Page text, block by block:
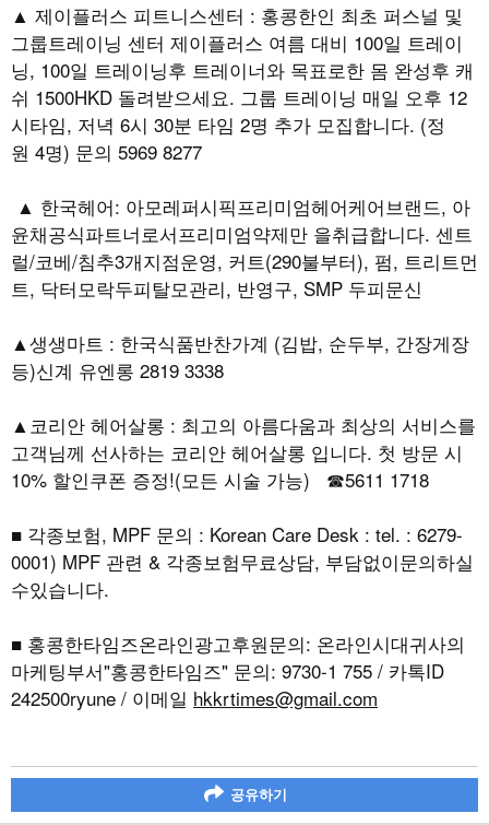
▲ 제이플러스 피트니스센터 : 홍콩한인 최초 퍼스널 및
그룹트레이닝 센터 제이플러스 여름 대비 100일 트레이
닝, 100일 트레이닝후 트레이너와 목표로한 몸 완성후 캐
쉬 1500HKD 돌려받으세요. 그룹 트레이닝 매일 오후 12
시타임, 저녁 6시 30분 타임 2명 추가 모집합니다. (정
원 4명) 문의 5969 8277
▲ 한국헤어: 아모레퍼시픽프리미엄헤어케어브랜드, 아
윤채공식파트너로서프리미엄약제만 을취급합니다. 센트
럴/코베/침추3개지점운영, 커트(290불부터), 펌, 트리트먼
트, 닥터모락두피탈모관리, 반영구, SMP 두피문신
▲생생마트 : 한국식품반찬가계 (김밥, 순두부, 간장게장
등)신계 유엔롱 2819 3338
▲코리안 헤어살롱 : 최고의 아름다움과 최상의 서비스를
고객님께 선사하는 코리안 헤어살롱 입니다. 첫 방문 시
10% 할인쿠폰 증정!(모든 시술 가능) ☎5611 1718
■ 각종보험, MPF 문의 : Korean Care Desk : tel. : 6279-
0001) MPF 관련 & 각종보험무료상담, 부담없이문의하실
수있습니다.
■ 홍콩한타임즈온라인광고후원문의: 온라인시대귀사의
마케팅부서"홍콩한타임즈" 문의: 9730-1 755 / 카톡ID
242500ryune / 이메일 hkkrtimes@gmail.com
공유하기